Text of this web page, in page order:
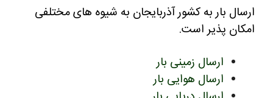
ارسال بار به کشور آذربایجان به شیوه های مختلفی
امکان پذیر است.
ارسال زمینی بار
ارسال هوایی بار